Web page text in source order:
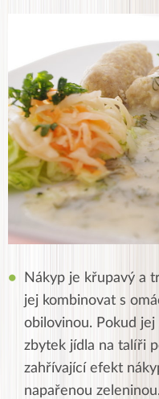
Nákyp je křupavý a
jej kombinovat s
obilovinou. Pokud
zbytek jídla na talíři
zahřívající efekt
napařenou zeleninou.